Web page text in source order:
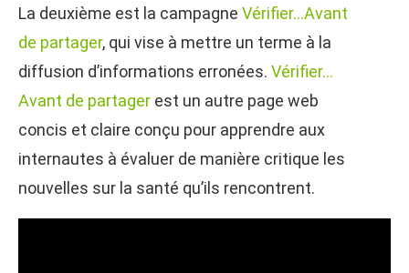
La deuxième est la campagne Vérifier…Avant
de partager, qui vise à mettre un terme à la
diffusion d’informations erronées. Vérifier…
Avant de partager est un autre page web
concis et claire conçu pour apprendre aux
internautes à évaluer de manière critique les
nouvelles sur la santé qu’ils rencontrent.